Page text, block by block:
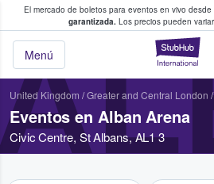
El mercado de boletos para eventos en vivo desde
garantizada. Los precios pueden
Menú
fans compran y
United Kingdom /Greater and Central London /
Eventos en Alban Arena
Civic Centre, St Albans, AL1 3